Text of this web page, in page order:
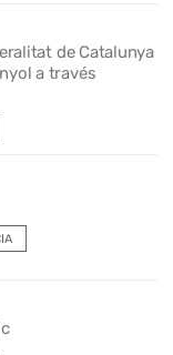
de Catalunya
a través